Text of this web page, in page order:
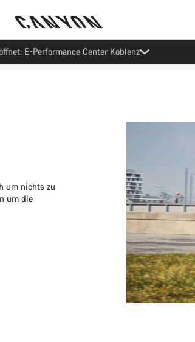
Canyon Probefahrten
um nichts zu
um die